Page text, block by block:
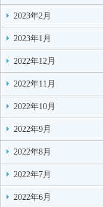
2023年2月
2023年1月
2022年12月
2022年11月
2022年10月
2022年9月
2022年8月
2022年7月
2022年6月